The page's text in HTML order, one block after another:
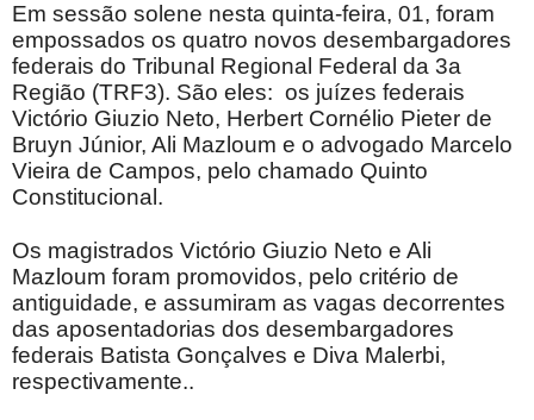
Em sessão solene nesta quinta-feira, 01, foram
empossados os quatro novos desembargadores
federais do Tribunal Regional Federal da 3a
Região (TRF3). São eles: os juízes federais
Victório Giuzio Neto, Herbert Cornélio Pieter de
Bruyn Júnior, Ali Mazloum e o advogado Marcelo
Vieira de Campos, pelo chamado Quinto
Constitucional.
Os magistrados Victório Giuzio Neto e Ali
Mazloum foram promovidos, pelo critério de
antiguidade, e assumiram as vagas decorrentes
das aposentadorias dos desembargadores
federais Batista Gonçalves e Diva Malerbi,
respectivamente..